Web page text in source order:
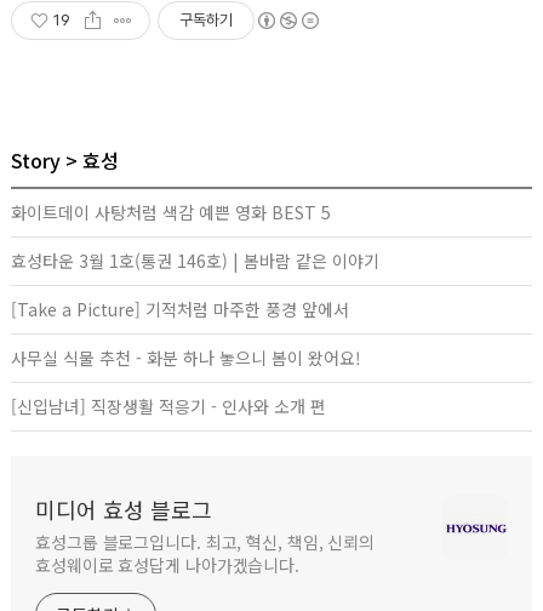
19 구독하기
Story 효성
화이트데이 사탕처럼 색감 예쁜 영화 BEST 5
효성타운 3월 1호(통권 146호) | 봄바람 같은 이야기
[Take a Picture] 기적처럼 마주한 풍경 앞에서
사무실 식물 추천 - 화분 하나 놓으니 봄이 왔어요!
[신입남녀] 직장생활 적응기 - 인사와 소개 편
미디어 효성 블로그
효성그룹 블로그입니다. 최고, 혁신, 책임, 신뢰의
효성웨이로 효성답게 나아가겠습니다.